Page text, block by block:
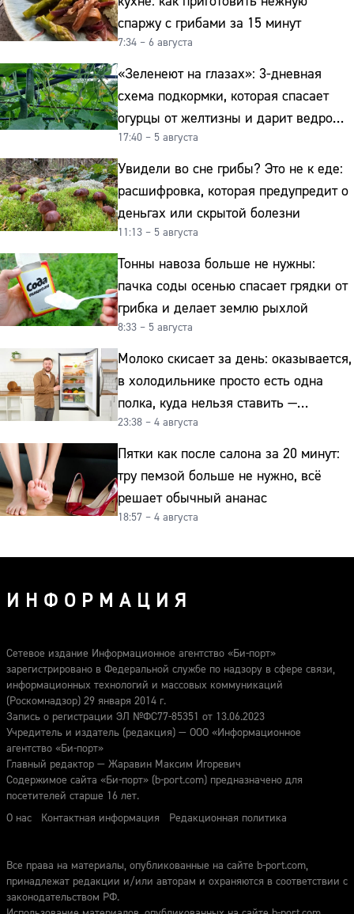
спаржу с грибами за 15 минут
7:34 – 6 августа
«Зеленеют на глазах»: 3-дневная
схема подкормки, которая спасает
огурцы от желтизны и дарит ведро
урожая
17:40 – 5 августа
Увидели во сне грибы? Это не к еде:
расшифровка, которая предупредит о
деньгах или скрытой болезни
11:13 – 5 августа
Тонны навоза больше не нужны:
пачка соды осенью спасает грядки от
грибка и делает землю рыхлой
8:33 – 5 августа
Молоко скисает за день: оказывается,
в холодильнике просто есть одна
полка, куда нельзя ставить —
превращает свежие продукты
в бактериальную бомбу
23:38 – 4 августа
Пятки как после салона за 20 минут:
тру пемзой больше не нужно, всё
решает обычный ананас
18:57 – 4 августа
ИНФОРМАЦИЯ
Сетевое издание Информационное агентство «Би-порт»
зарегистрировано в Федеральной службе по надзору в сфере связи,
информационных технологий и массовых коммуникаций
(Роскомнадзор) 29 января 2014 г.
Запись о регистрации ЭЛ №ФС77-85351 от 13.06.2023
Учредитель и издатель (редакция) — ООО «Информационное
агентство «Би-порт»
Главный редактор — Жаравин Максим Игоревич
Содержимое сайта «Би-порт» (b-port.com) предназначено для
посетителей старше 16 лет.
О нас
Контактная информация Редакционная политика
Все права на материалы, опубликованные на сайте b-port.com,
принадлежат редакции и/или авторам и охраняются в соответствии с
законодательством РФ.